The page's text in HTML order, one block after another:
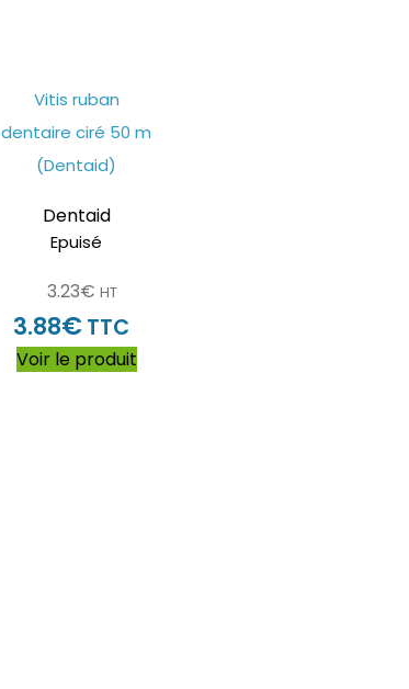
Vitis ruban
dentaire ciré 50 m
(Dentaid)
Dentaid
Epuisé
3.23€ HT
3.88€ TTC
Voir le produit